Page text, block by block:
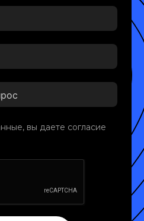
вы даете согласие